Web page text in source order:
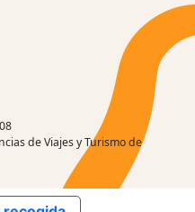
de Viajes y Turismo de